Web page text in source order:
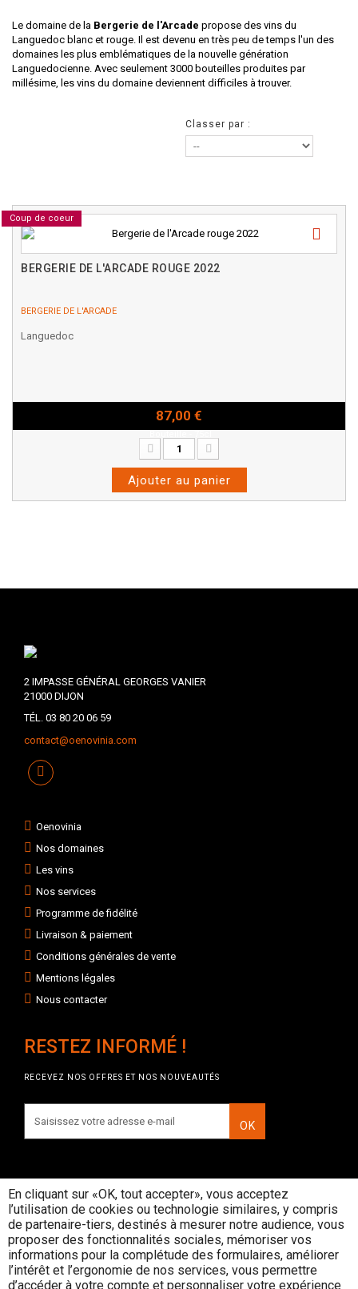
Le domaine de la Bergerie de l'Arcade propose des vins du
Languedoc blanc et rouge. Il est devenu en très peu de temps l'un des
domaines les plus emblématiques de la nouvelle génération
Languedocienne. Avec seulement 3000 bouteilles produites par
millésime, les vins du domaine deviennent difficiles à trouver.
Classer par :
Coup de coeur
BERGERIE DE L'ARCADE ROUGE 2022
BERGERIE DE L'ARCADE
Languedoc
87,00 €
Ajouter au panier
2 IMPASSE GÉNÉRAL GEORGES VANIER
21000 DIJON
TÉL. 03 80 20 06 59
contact@oenovinia.com
Oenovinia
Nos domaines
Les vins
Nos services
Programme de fidélité
Livraison & paiement
Conditions générales de vente
Mentions légales
Nous contacter
RESTEZ INFORMÉ !
RECEVEZ NOS OFFRES ET NOS NOUVEAUTÉS
OK
INTERDICTION DE VENTE DE
BOISSONS ALCOOLIQUES AUX
MINEURS DE MOINS DE 18 ANS
La preuve de majorité de l'acheteur est
exigée au moment de la vente en ligne
En cliquant sur «OK, tout accepter», vous acceptez
l’utilisation de cookies ou technologie similaires, y compris
de partenaire-tiers, destinés à mesurer notre audience, vous
proposer des fonctionnalités sociales, mémoriser vos
informations pour la complétude des formulaires, améliorer
l’intérêt et l’ergonomie de nos services, vous permettre
d’accéder à votre compte et personnaliser votre expérience